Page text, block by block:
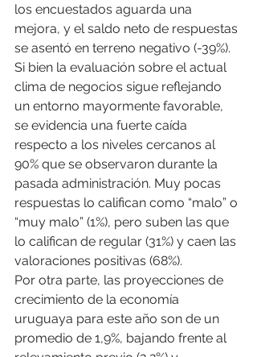
los encuestados aguarda una
mejora, y el saldo neto de respuestas
se asentó en terreno negativo (-39%).
Si bien la evaluación sobre el actual
clima de negocios sigue reflejando
un entorno mayormente favorable,
se evidencia una fuerte caída
respecto a los niveles cercanos al
90% que se observaron durante la
pasada administración. Muy pocas
respuestas lo califican como “malo” o
“muy malo” (1%), pero suben las que
lo califican de regular (31%) y caen las
valoraciones positivas (68%).
Por otra parte, las proyecciones de
crecimiento de la economía
uruguaya para este año son de un
promedio de 1,9%, bajando frente al